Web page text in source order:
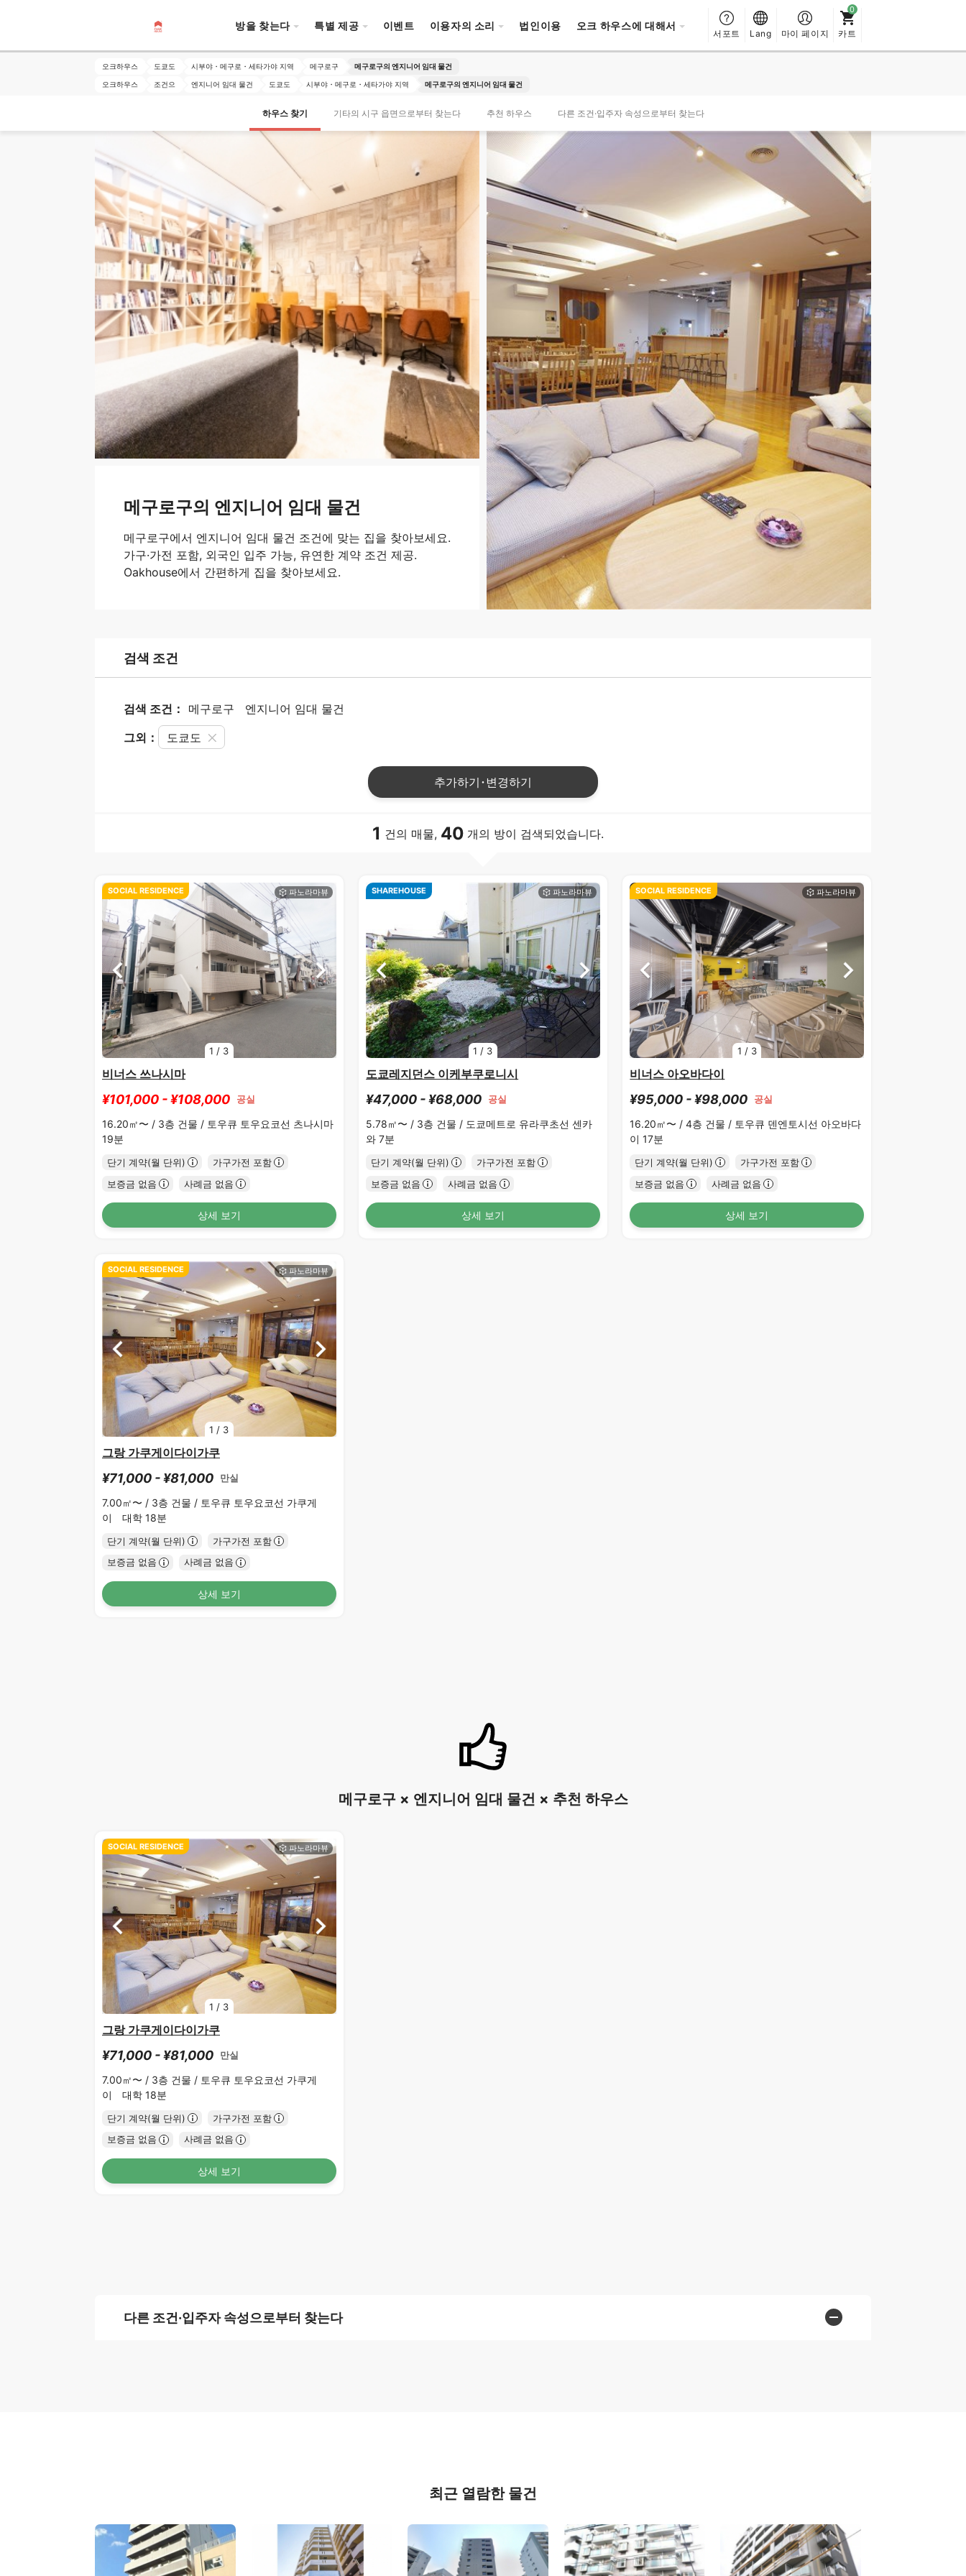
방을 찾는다 특별 제공 이벤트 이용자의 소리 법인이용 오크 하우스에 대해서
서포트 Lang 마이 페이지 카트
오크하우스 도쿄도 시부야・메구로・세타가야 지역 메구로구 메구로구의 엔지니어 임대 물건
오크하우스 조건으 엔지니어 임대 물건 도쿄도 시부야・메구로・세타가야 지역 메구로구의 엔지니어 임대 물건
하우스 찾기 기타의 시구 읍면으로부터 찾는다 추천 하우스 다른 조건·입주자 속성으로부터 찾는다
메구로구의 엔지니어 임대 물건
메구로구에서 엔지니어 임대 물건 조건에 맞는 집을 찾아보세요.
가구·가전 포함, 외국인 입주 가능, 유연한 계약 조건 제공.
Oakhouse에서 간편하게 집을 찾아보세요.
검색 조건
검색 조건： 메구로구 엔지니어 임대 물건
그외： 도쿄도
추가하기･변경하기
1 건의 매물, 40 개의 방이 검색되었습니다.
1 / 3
SOCIAL RESIDENCE
비너스 쓰나시마
¥101,000 - ¥108,000 공실
16.20㎡〜 / 3층 건물 / 토우큐 토우요코선 츠나시마
19분
단기 계약(월 단위)
가구가전 포함
보증금 없음
사례금 없음
상세 보기
1 / 3
SHAREHOUSE
도쿄레지던스 이케부쿠로니시
¥47,000 - ¥68,000 공실
5.78㎡〜 / 3층 건물 / 도쿄메트로 유라쿠초선 센카
와 7분
단기 계약(월 단위)
가구가전 포함
보증금 없음
사례금 없음
상세 보기
1 / 3
SOCIAL RESIDENCE
비너스 아오바다이
¥95,000 - ¥98,000 공실
16.20㎡〜 /4층 건물 / 토우큐 덴엔토시선 아오바다
이 17분
단기 계약(월 단위)
가구가전 포함
보증금 없음
사례금 없음
상세 보기
1 / 3
SOCIAL RESIDENCE
그랑 가쿠게이다이가쿠
¥71,000 - ¥81,000 만실
7.00㎡〜 / 3층 건물 / 토우큐 토우요코선 가쿠게
이 대학 18분
단기 계약(월 단위)
가구가전 포함
보증금 없음
사례금 없음
상세 보기
메구로구 × 엔지니어 임대 물건 × 추천 하우스
1 / 3
SOCIAL RESIDENCE
그랑 가쿠게이다이가쿠
¥71,000 - ¥81,000 만실
7.00㎡〜 / 3층 건물 / 토우큐 토우요코선 가쿠게
이 대학 18분
단기 계약(월 단위)
가구가전 포함
보증금 없음
사례금 없음
상세 보기
다른 조건·입주자 속성으로부터 찾는다
최근 열람한 물건